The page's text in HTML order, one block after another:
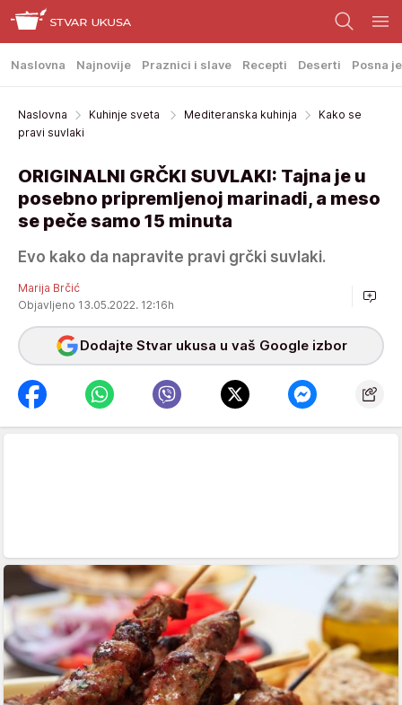
Naslovna Najnovije Praznici i slave Recepti Deserti Posna
Naslovna Kuhinje sveta Mediteranska kuhinja
Kako se
pravi suvlaki
ORIGINALNI GRČKI SUVLAKI: Tajna je u
posebno pripremljenoj marinadi, a meso
se peče samo 15 minuta
Evo kako da napravite pravi grčki suvlaki.
Marija Brčić
Objavljeno 13.05.2022. 12:16h
Dodajte Stvar ukusa u vaš Google izbor